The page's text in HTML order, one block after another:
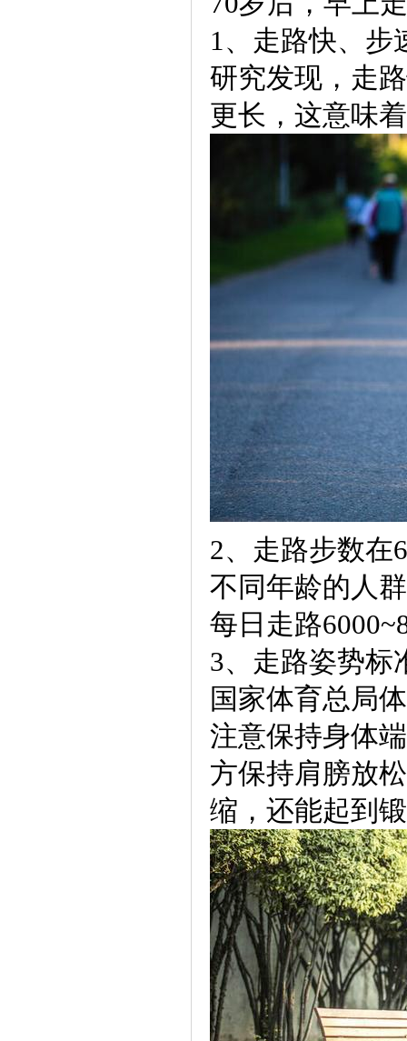
1、走路快、步
研究发现，走
更长，这意味
2、走路步数在
不同年龄的人
每日走路
3、走路姿势标
国家体育总局
注意保持身体
方保持肩膀放
缩，还能起到